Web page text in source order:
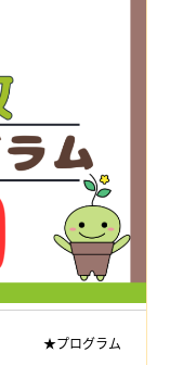
★プログラム